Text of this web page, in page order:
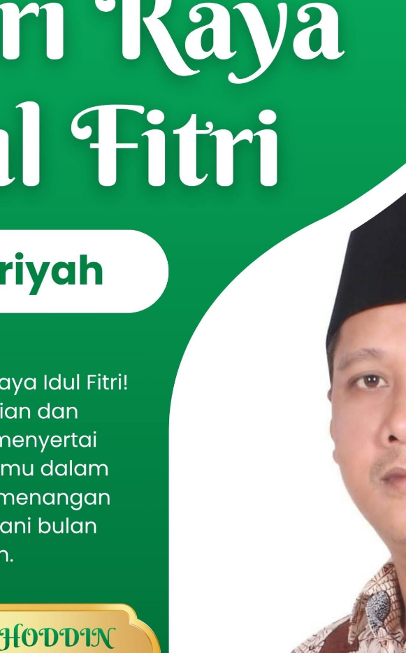
Foto: seluruh peserta muktamar IX
ISSUE, Malang– Muktamar Ke-IX Ikatan Santri Kalimantan Barat (ISKAB)
resmi ditutup setelah seluruh rangkaian sidang berlangsung lancar dan
demokratis. Forum tertinggi organisasi ini menjadi momentum penting dalam
konsolidasi organisasi sekaligus regenerasi kepemimpinan santri ISKAB.
Muktamar yang digelar di Pondok Pesantren Darun Najah, Kabupaten
Malang, pada Senin hingga Rabu (5–7/1/2025) tersebut diikuti oleh
perwakilan rayon ISKAB dari berbagai pondok pesantren se-Nusantara.
Hadir pula Pengurus Pusat ISKAB, para alumni, serta pembina ISKAB Pusat
yang berdomisili di Malang.
Melalui proses musyawarah yang berlangsung dinamis, pimpinan sidang
Muhammad Ikhsan secara resmi menetapkan Ustadz Irzam Abdellah sebagai
“Memutuskan Ustadz Irzam Abdellah sebagai Ketua Umum ISKAB periode
2026–2028,” ujar Ikhsan saat membacakan keputusan sidang dan mengetuk
palu.